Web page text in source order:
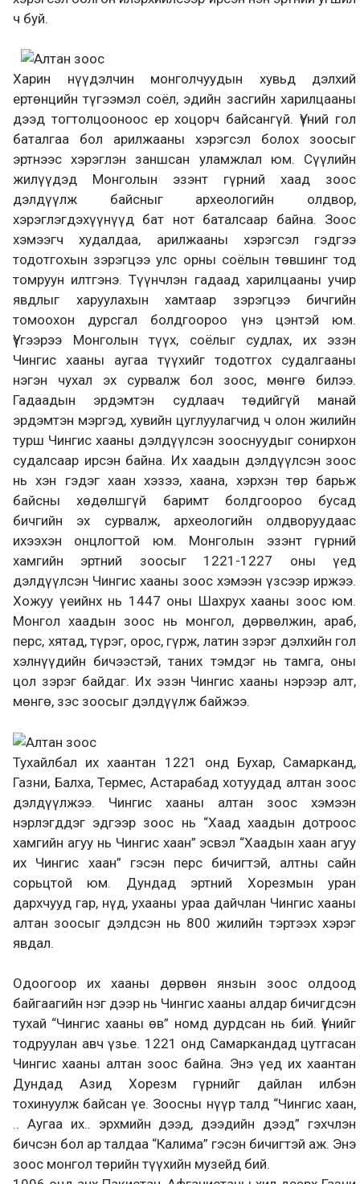
ч буй.
Харин нүүдэлчин монголчуудын хувьд дэлхий
ертөнцийн түгээмэл соёл, эдийн засгийн харилцааны
дээд тогтолцооноос ер хоцорч байсангүй. Үүний гол
баталгаа бол арилжааны хэрэгсэл болох зоосыг
эртнээс хэрэглэн заншсан уламжлал юм. Сүүлийн
жилүүдэд Монголын эзэнт гүрний хаад зоос
дэлдүүлж байсныг археологийн олдвор,
хэрэглэгдэхүүнүүд бат нот баталсаар байна. Зоос
хэмээгч худалдаа, арилжааны хэрэгсэл гэдгээ
тодотгохын зэрэгцээ улс орны соёлын төвшинг тод
томруун илтгэнэ. Түүнчлэн гадаад харилцааны учир
явдлыг харуулахын хамтаар зэрэгцээ бичгийн
томоохон дурсгал болдгоороо үнэ цэнтэй юм.
Үүгээрээ Монголын түүх, соёлыг судлах, их эзэн
Чингис хааны аугаа түүхийг тодотгох судалгааны
нэгэн чухал эх сурвалж бол зоос, мөнгө билээ.
Гадаадын эрдэмтэн судлаач төдийгүй манай
эрдэмтэн мэргэд, хувийн цуглуулагчид ч олон жилийн
турш Чингис хааны дэлдүүлсэн зооснуудыг сонирхон
судалсаар ирсэн байна. Их хаадын дэлдүүлсэн зоос
нь хэн гэдэг хаан хэзээ, хаана, хэрхэн төр барьж
байсны хөдөлшгүй баримт болдгоороо бусад
бичгийн эх сурвалж, археологийн олдворуудаас
ихээхэн онцлогтой юм. Монголын эзэнт гүрний
хамгийн эртний зоосыг 1221-1227 оны үед
дэлдүүлсэн Чингис хааны зоос хэмээн үзсээр иржээ.
Хожуу үеийнх нь 1447 оны Шахрух хааны зоос юм.
Монгол хаадын зоос нь монгол, дөрвөлжин, араб,
перс, хятад, түрэг, орос, гүрж, латин зэрэг дэлхийн гол
хэлнүүдийн бичээстэй, таних тэмдэг нь тамга, оны
цол зэрэг байдаг. Их эзэн Чингис хааны нэрээр алт,
мөнгө, зэс зоосыг дэлдүүлж байжээ.
Тухайлбал их хаантан 1221 онд Бухар, Самарканд,
Газни, Балха, Термес, Астарабад хотуудад алтан зоос
дэлдүүлжээ. Чингис хааны алтан зоос хэмээн
нэрлэгддэг эдгээр зоос нь “Хаад хаадын дотроос
хамгийн агуу нь Чингис хаан” эсвэл “Хаадын хаан агуу
их Чингис хаан” гэсэн перс бичигтэй, алтны сайн
сорьцтой юм. Дундад эртний Хорезмын уран
дархчууд гар, нүд, ухааны ураа дайчлан Чингис хааны
алтан зоосыг дэлдсэн нь 800 жилийн тэртээх хэрэг
явдал.
Одоогоор их хааны дөрвөн янзын зоос олдоод
байгаагийн нэг дээр нь Чингис хааны алдар бичигдсэн
тухай “Чингис хааны өв” номд дурдсан нь бий. Үүнийг
тодруулан авч үзье. 1221 онд Самаркандад цутгасан
Чингис хааны алтан зоос байна. Энэ үед их хаантан
Дундад Азид Хорезм гүрнийг дайлан илбэн
тохинуулж байсан үе. Зоосны нүүр талд “Чингис хаан,
.. Аугаа их.. эрхмийн дээд, дээдийн дээд” гэхчлэн
бичсэн бол ар талдаа “Калима” гэсэн бичигтэй аж. Энэ
зоос монгол төрийн түүхийн музейд бий.